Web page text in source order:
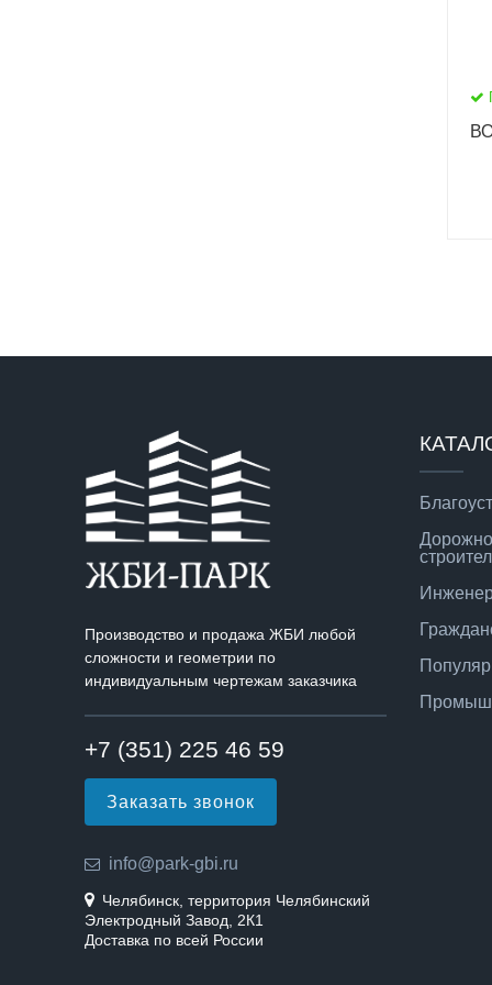
Производство и продажа ЖБИ любой
сложности и геометрии по
индивидуальным чертежам заказчика
+7 (351) 225 46 59
Заказать звонок
info@park-gbi.ru
Челябинск, территория Челябинский
Электродный Завод, 2К1
Доставка по всей России